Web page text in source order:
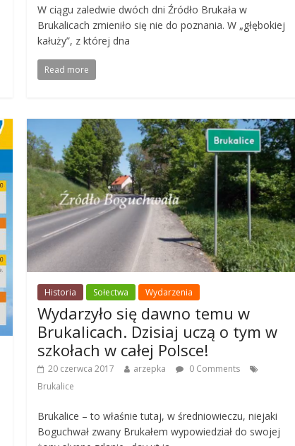
W ciągu zaledwie dwóch dni Źródło Brukała w
Brukalicach zmieniło się nie do poznania. W „głębokiej
kałuży”, z której dna
Read more
Historia Sołectwa Wydarzenia
Wydarzyło się dawno temu w
Brukalicach. Dzisiaj uczą o tym w
szkołach w całej Polsce!
20 czerwca 2017 arzepka
0 Comments
Brukalice
Brukalice – to właśnie tutaj, w średniowieczu, niejaki
Boguchwał zwany Brukałem wypowiedział do swojej